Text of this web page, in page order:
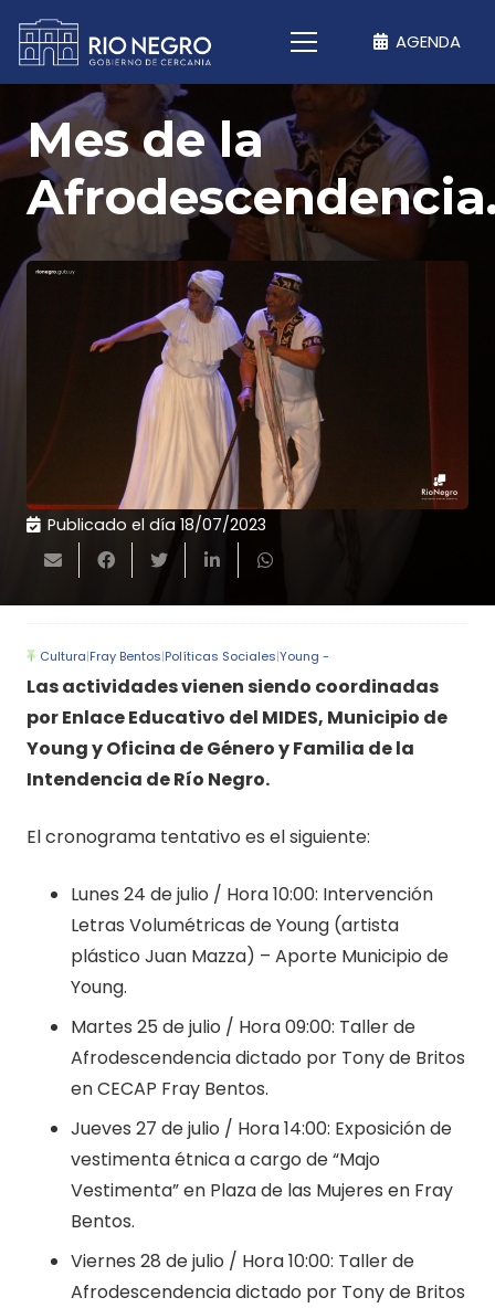
AGENDA
Mes de la
Publicado el día 18/07/2023
Cultura|Fray Bentos|Políticas Sociales|Young -
Las actividades vienen siendo coordinadas
por Enlace Educativo del MIDES, Municipio de
Young y Oficina de Género y Familia de la
Intendencia de Río Negro.
El cronograma tentativo es el siguiente:
Lunes 24 de julio / Hora 10:00: Intervención
Letras Volumétricas de Young (artista
plástico Juan Mazza) – Aporte Municipio de
Young.
Martes 25 de julio / Hora 09:00: Taller de
Afrodescendencia dictado por Tony de Britos
en CECAP Fray Bentos.
Jueves 27 de julio / Hora 14:00: Exposición de
vestimenta étnica a cargo de “Majo
Vestimenta” en Plaza de las Mujeres en Fray
Bentos.
Viernes 28 de julio / Hora 10:00: Taller de
Afrodescendencia dictado por Tony de Britos